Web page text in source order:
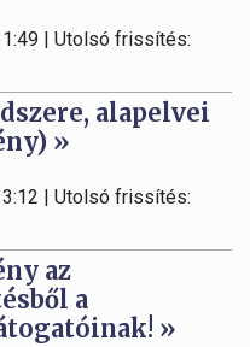
| Utolsó frissítés:
alapelvei
»
| Utolsó frissítés:
az
a
»